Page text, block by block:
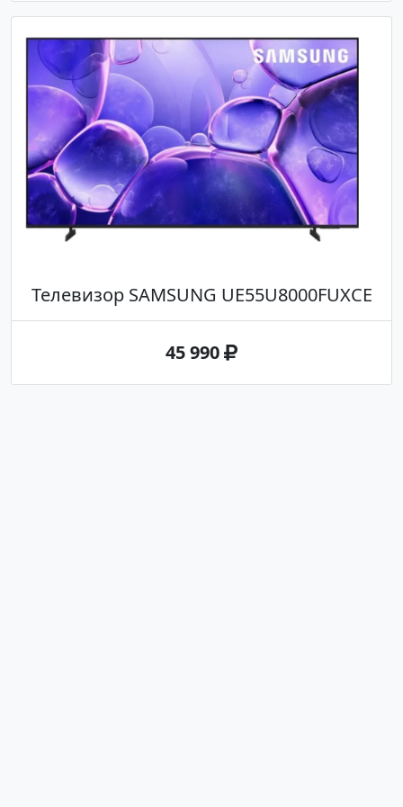
Телевизор SAMSUNG UE55U8000FUXCE
45 990